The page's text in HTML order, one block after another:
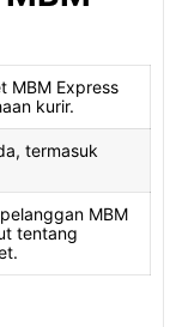
MBM Express
kurir.
termasuk
MBM
tentang